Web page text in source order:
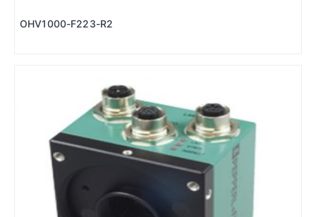
OHV1000-F223-R2